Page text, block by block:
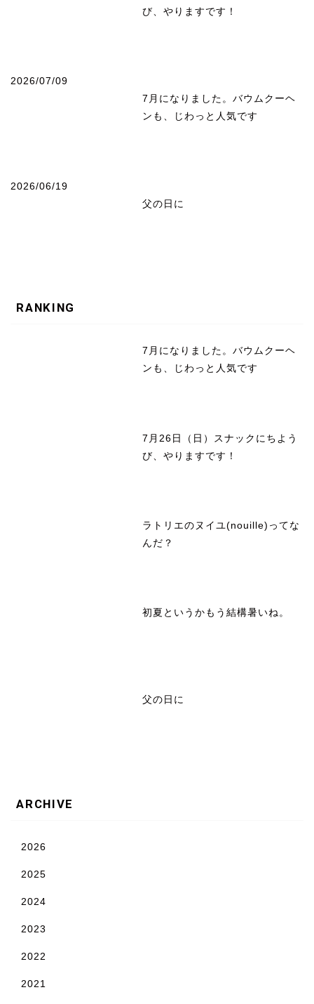
び、やりますです！
2026/07/09
7月になりました。バウムクーヘ
ンも、じわっと人気です
2026/06/19
父の日に
RANKING
7月になりました。バウムクーヘ
ンも、じわっと人気です
7月26日（日）スナックにちよう
び、やりますです！
ラトリエのヌイユ(nouille)ってな
んだ？
初夏というかもう結構暑いね。
父の日に
ARCHIVE
2026
2025
2024
2023
2022
2021